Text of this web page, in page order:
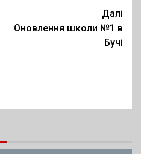
Далі
Оновлення школи №1 в
Бучі